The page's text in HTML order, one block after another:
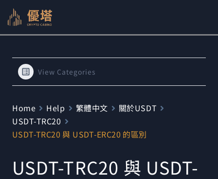
至
主
View Categories
Home Help 繁體中文
關於USDT
USDT-TRC20
USDT-TRC20 與 USDT-ERC20 的區別
USDT-TRC20 與 USDT-